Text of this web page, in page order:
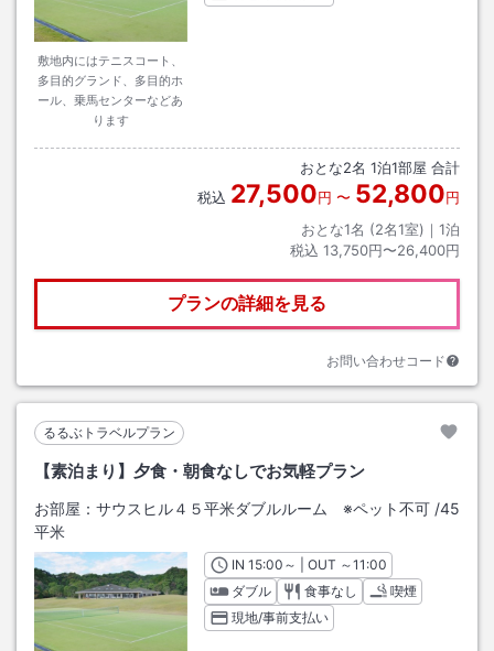
敷地内にはテニスコート、
多目的グランド、多目的ホ
ール、乗馬センターなどあ
ります
おとな2名 1泊1部屋 合計
税込 27,500円 〜 52,800円
おとな1名 (2名1室)｜ 1泊
税込 13,750円〜26,400円
プランの詳細を見る
お問い合わせコード
るるぶトラベルプラン
【素泊まり】夕食・朝食なしでお気軽プラン
お部屋： サウスヒル４５平米ダブルルーム ※ペット不可 /45
平米
INチェックイン
15:00 ～ | OUT チェックアウト
～11:00
ダブル
食事なし
喫煙
現地/事前支払い